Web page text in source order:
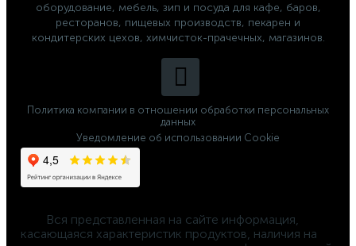
оборудование, мебель, зип и посуда для кафе, баров,
ресторанов, пищевых производств, пекарен и
кондитерских цехов, химчисток-прачечных, магазинов.
Политика компании в отношении обработки персональных
данных
Уведомление об использовании Cookie
касающаяся характеристик продуктов, наличия на